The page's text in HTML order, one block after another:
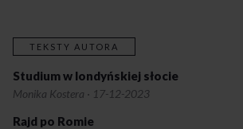
TEKSTY AUTORA
Studium w londyńskiej słocie
Monika Kostera · 17-12-2023
Rajd po Romie